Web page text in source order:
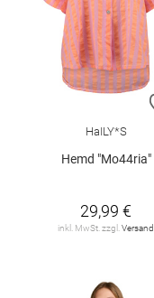
HaILY*S
Hemd "Mo44ria"
29,99 €
inkl. MwSt. zzgl.Versand